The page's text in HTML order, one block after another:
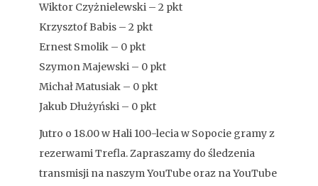
Wiktor Czyżnielewski – 2 pkt
Krzysztof Babis – 2 pkt
Ernest Smolik – 0 pkt
Szymon Majewski – 0 pkt
Michał Matusiak – 0 pkt
Jakub Dłużyński – 0 pkt
Jutro o 18.00 w Hali 100-lecia w Sopocie gramy z
rezerwami Trefla. Zapraszamy do śledzenia
transmisji na naszym YouTube oraz na YouTube